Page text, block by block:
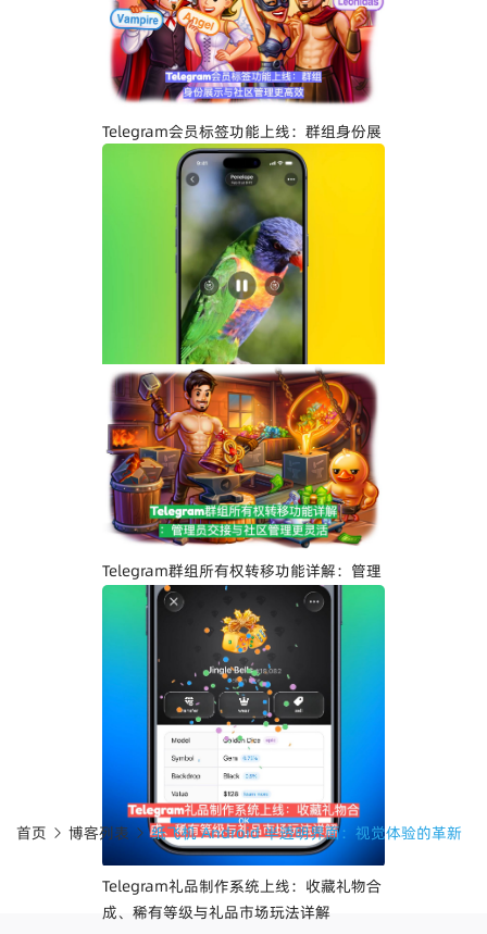
Telegram关闭私聊分享功能详解：增强聊
天隐私与内容保护
Telegram会员标签功能上线：群组身份展
示与社区管理更高效
Telegram界面全面升级：安卓版全新设
计、iOS Liquid Glass优化与操作体验提
升
Telegram群组所有权转移功能详解：管理
员交接与社区管理更灵活
Telegram礼品制作系统上线：收藏礼物合
成、稀有等级与礼品市场玩法详解
首页 博客列表 纸飞机 Android 半透明界面：视觉体验的革新